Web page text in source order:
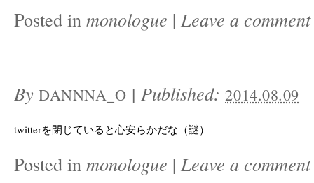
Posted in monologue | Leave a comment
By DANNNA_O |Published:2014.08.09
twitterを閉じていると心安らかだな（謎）
Posted in monologue | Leave a comment